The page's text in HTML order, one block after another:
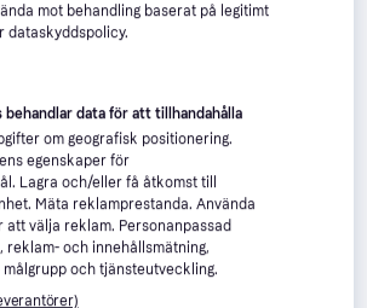
mot behandling baserat på legitimt
dataskyddspolicy.
behandlar data för att tillhandahålla
om geografisk positionering.
egenskaper för
Lagra och/eller få åtkomst till
Mäta reklamprestanda. Använda
att välja reklam. Personanpassad
reklam- och innehållsmätning,
och tjänsteutveckling.